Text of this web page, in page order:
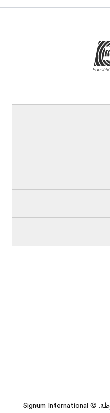
.العلامة التجارية وجميع الحقوق محفوظة. © Signum International